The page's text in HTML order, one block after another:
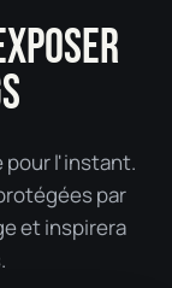
pour l'instant.
par
et inspirera